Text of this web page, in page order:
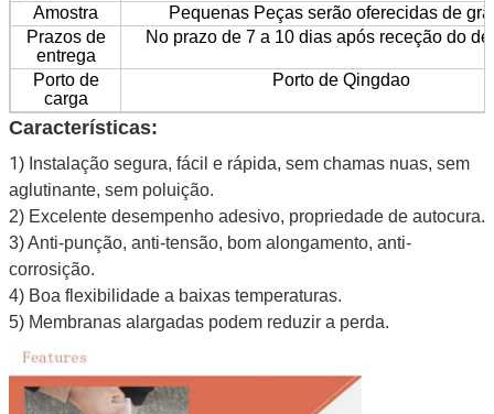
Amostra
Pequenas Peças serão oferecidas de
Prazos de
entrega
No prazo de 7 a 10 dias após receção do
Porto de
carga
Porto de Qingdao
Características:
1) Instalação segura, fácil e rápida, sem chamas nuas, sem
aglutinante, sem poluição.
2) Excelente desempenho adesivo, propriedade de autocura.
3) Anti-punção, anti-tensão, bom alongamento, anti-
corrosição.
4) Boa flexibilidade a baixas temperaturas.
5) Membranas alargadas podem reduzir a perda.